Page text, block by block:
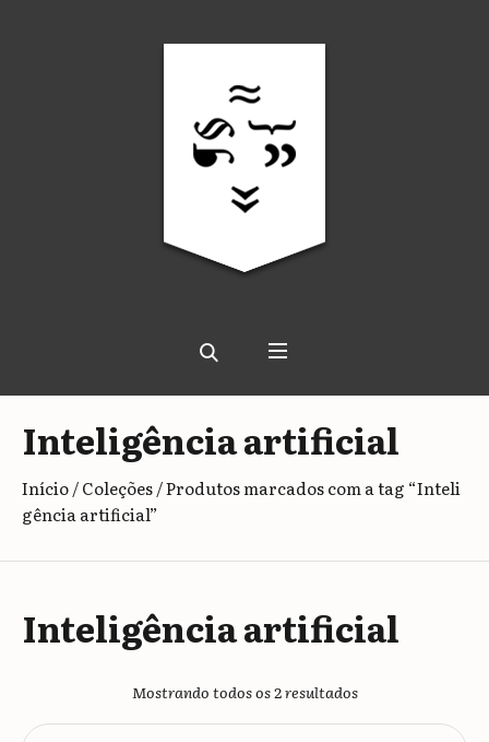
Inteligência artificial
Início/Coleções/ Produtos marcados com a tag “Inteli
gência artificial”
Inteligência artificial
Mostrando todos os 2 resultadosClassificado
mais